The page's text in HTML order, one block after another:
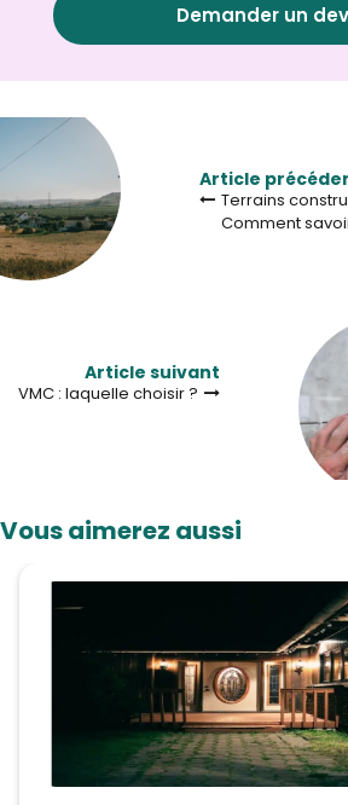
Demander un
Article
Terrains
Comment
Article suivant
VMC : laquelle choisir ?
Vous aimerez aussi